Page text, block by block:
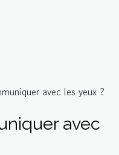
avec les yeux ?
avec